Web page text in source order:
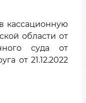
кассационную
области от
суда от
от 21.12.2022